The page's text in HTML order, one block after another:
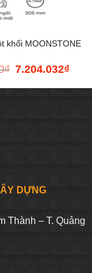
khối MOONSTONE
₫ Giá
7.204.032₫Giá
DỰNG
Thành – T. Quảng